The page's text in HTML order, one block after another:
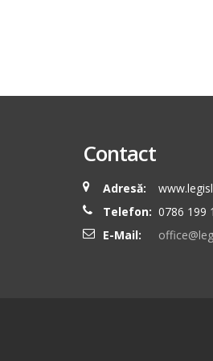
Contact
Adresă:
Telefon: 0786 199
E-Mail: